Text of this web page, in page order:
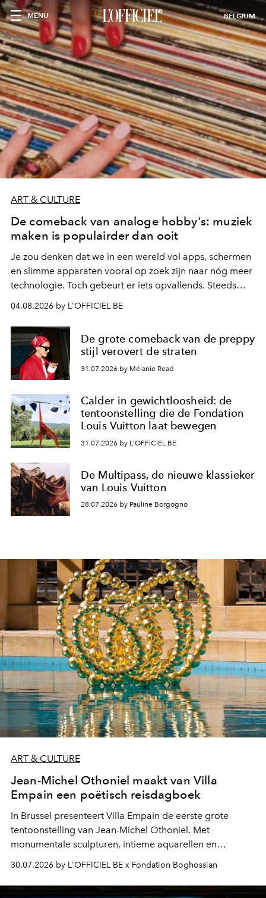
MENU BELGIUM
ART & CULTURE
De comeback van analoge hobby's: muziek
maken is populairder dan ooit
Je zou denken dat we in een wereld vol apps, schermen
en slimme apparaten vooral op zoek zijn naar nóg meer
technologie. Toch gebeurt er iets opvallends. Steeds
meer mensen grijpen juist terug naar activiteiten waarbij
je iets met je handen doet en niet constant naar een
scherm hoeft te kijken. Denk aan
vinylplaten, fotografie met een analoge camera,
handgeschreven notitieboeken. Die trend draait niet
alleen om nostalgie. Je wilt iets maken, voelen en
efficiënt hoeft te zijn. Juist dat langzamere tempo voelt
verrassend prettig.
04.08.2026 by L'OFFICIEL BE
De grote comeback van de preppy
stijl verovert de straten
31.07.2026 by Mélanie Read
Calder in gewichtloosheid: de
tentoonstelling die de Fondation
Louis Vuitton laat bewegen
31.07.2026 by L'OFFICIEL BE
De Multipass, de nieuwe klassieker
van Louis Vuitton
28.07.2026 by Pauline Borgogno
ART & CULTURE
Jean-Michel Othoniel maakt van Villa
Empain een poëtisch reisdagboek
In Brussel presenteert Villa Empain de eerste grote
tentoonstelling van Jean-Michel Othoniel. Met
monumentale sculpturen, intieme aquarellen en
een emotionele reis waarin elk werk de herinnering
oproept aan een ontmoeting, een bestemming of een
30.07.2026 by L'OFFICIEL BE x Fondation Boghossian